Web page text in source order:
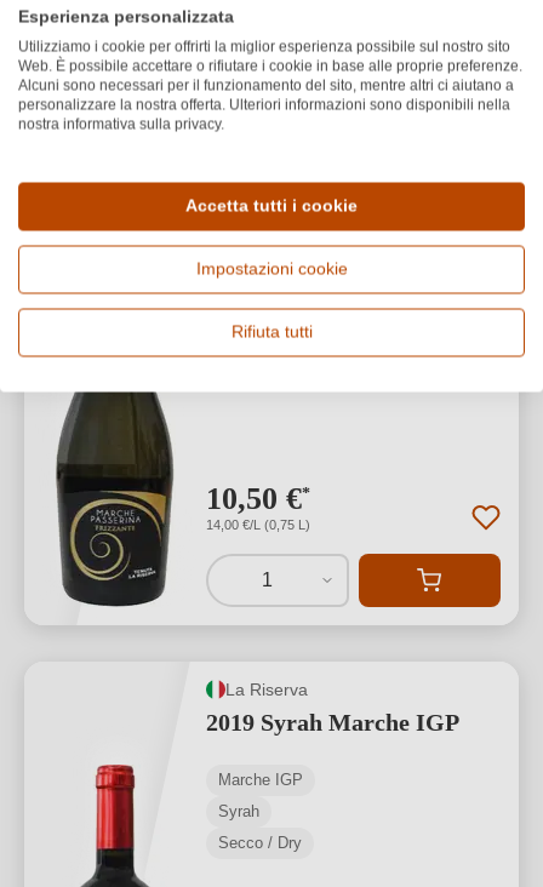
Marche IGP
Passerina
10,50 €*
14,00 €/L (0,75 L)
1
La Riserva
2019 Syrah Marche IGP
Marche IGP
Syrah
Secco / Dry
Esperienza personalizzata
Utilizziamo i cookie per offrirti la miglior esperienza possibile sul nostro sito
Web. È possibile accettare o rifiutare i cookie in base alle proprie preferenze.
Alcuni sono necessari per il funzionamento del sito, mentre altri ci aiutano a
personalizzare la nostra offerta. Ulteriori informazioni sono disponibili nella
nostra informativa sulla privacy.
Accetta tutti i cookie
Impostazioni cookie
Rifiuta tutti